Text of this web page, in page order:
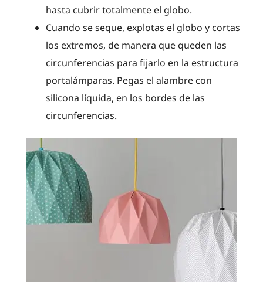
hasta cubrir totalmente el globo.
Cuando se seque, explotas el globo y cortas
los extremos, de manera que queden las
circunferencias para fijarlo en la estructura
portalámparas. Pegas el alambre con
silicona líquida, en los bordes de las
circunferencias.